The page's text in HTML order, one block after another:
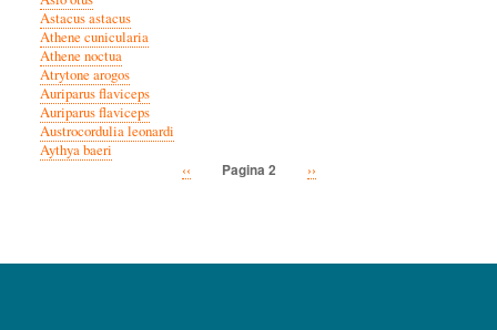
Astacus astacus
Athene cunicularia
Athene noctua
Atrytone arogos
Auriparus flaviceps
Auriparus flaviceps
Austrocordulia leonardi
Aythya baeri
Vorige
‹‹ Pagina 2
Volgende
››